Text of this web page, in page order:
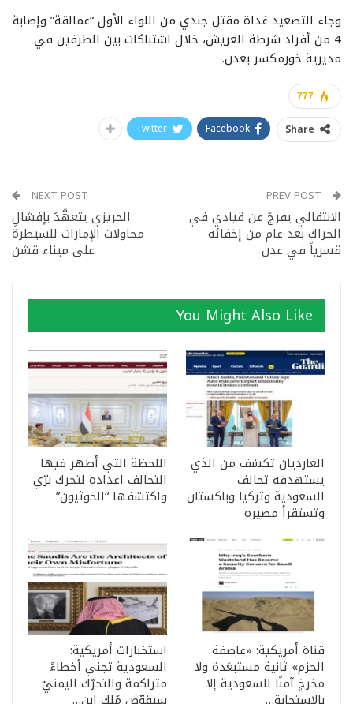
وجاء التصعيد غداة مقتل جندي من اللواء الأول “عمالقة” وإصابة
4 من أفراد شرطة العريش، خلال اشتباكات بين الطرفين في
مديرية خورمكسر بعدن.
777
Share
Facebook
Twitter
الانتقالي يفرجُ عن قيادي في
الحراك بعد عام من إخفائه
قسرياً في عدن
NEXT POST
الحريزي يتعهَّدُ بإفشالِ
محاولات الإمارات للسيطرة
على ميناء قشن
You Might Also Like
الغارديان تكشف من الذي
يستهدفه تحالف
السعودية وتركيا وباكستان
وتستقرأ مصيره
اللحظة التي أظهر فيها
التحالف اعداده لتحرك برّي
واكتشفها “الحوثيون”
قناة أمريكية: «عاصفة
الحزم» ثانية مستبعَدة ولا
مخرجَ آمنًا للسعودية إلا
استخبارات أمريكية:
السعودية تجني أخطاءً
متراكمة والتحرّك اليمنيّ